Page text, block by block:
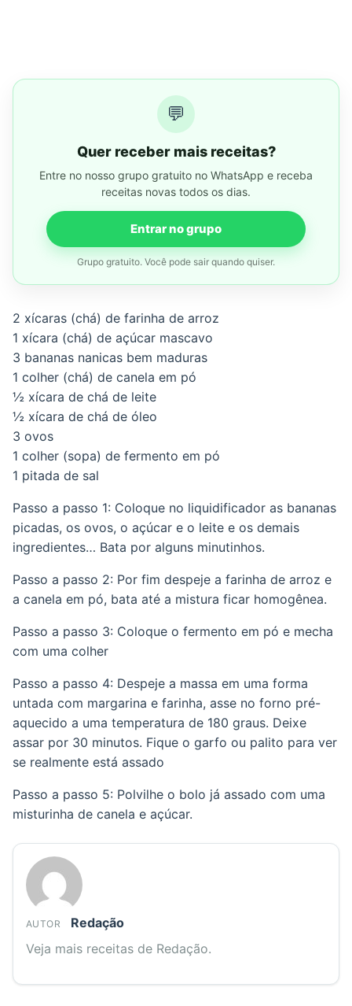
💬
Quer receber mais receitas?
Entre no nosso grupo gratuito no WhatsApp e receba
receitas novas todos os dias.
Entrar no grupo
Grupo gratuito. Você pode sair quando quiser.
2 xícaras (chá) de farinha de arroz
1 xícara (chá) de açúcar mascavo
3 bananas nanicas bem maduras
1 colher (chá) de canela em pó
½ xícara de chá de leite
½ xícara de chá de óleo
3 ovos
1 colher (sopa) de fermento em pó
1 pitada de sal
Passo a passo 1: Coloque no liquidificador as bananas
picadas, os ovos, o açúcar e o leite e os demais
ingredientes… Bata por alguns minutinhos.
Passo a passo 2: Por fim despeje a farinha de arroz e
a canela em pó, bata até a mistura ficar homogênea.
Passo a passo 3: Coloque o fermento em pó e mecha
com uma colher
Passo a passo 4: Despeje a massa em uma forma
untada com margarina e farinha, asse no forno pré-
aquecido a uma temperatura de 180 graus. Deixe
assar por 30 minutos. Fique o garfo ou palito para ver
se realmente está assado
Passo a passo 5: Polvilhe o bolo já assado com uma
misturinha de canela e açúcar.
AUTOR
Redação
Veja mais receitas de Redação.